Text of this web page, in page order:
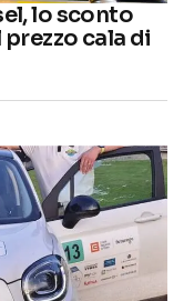
lo sconto
cala di